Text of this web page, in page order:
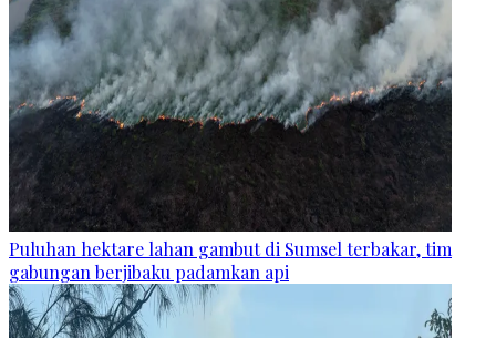
Puluhan hektare lahan gambut di Sumsel terbakar, tim
gabungan berjibaku padamkan api